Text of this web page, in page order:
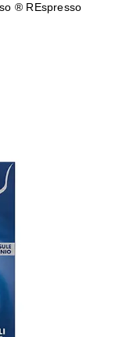
® REspresso
Caffè
tutte le
®
BLU